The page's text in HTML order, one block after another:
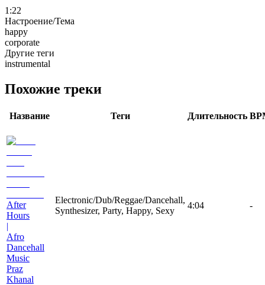
1:22
Настроение/Тема
happy
corporate
Другие теги
instrumental
Похожие треки
Название Теги Длительность
After
Hours
|
Afro
Dancehall
Music
Praz
Khanal
Electronic/Dub/Reggae/Dancehall,
Synthesizer, Party, Happy, Sexy
4:04 -